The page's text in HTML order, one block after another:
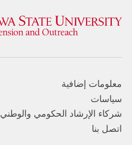
معلومات إضافية
سياسات
شركاء الإرشاد الحكومي والوطني
اتصل بنا